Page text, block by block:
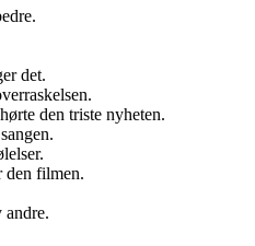
det.
den triste nyheten.
den filmen.
andre.